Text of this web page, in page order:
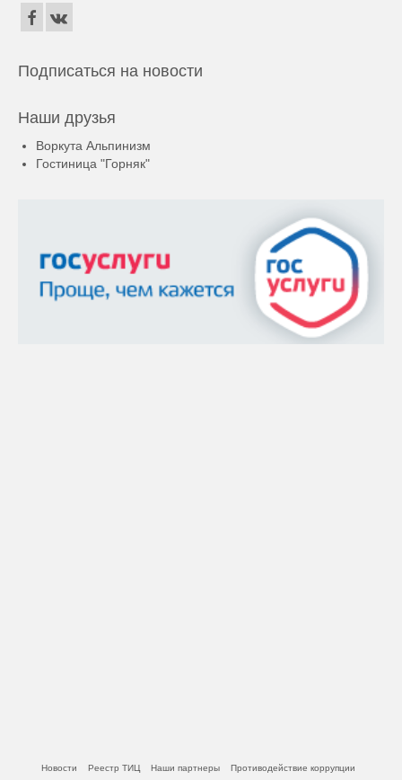
Подписаться на новости
Наши друзья
Воркута Альпинизм
Гостиница "Горняк"
Новости Реестр ТИЦ Наши партнеры Противодействие коррупции